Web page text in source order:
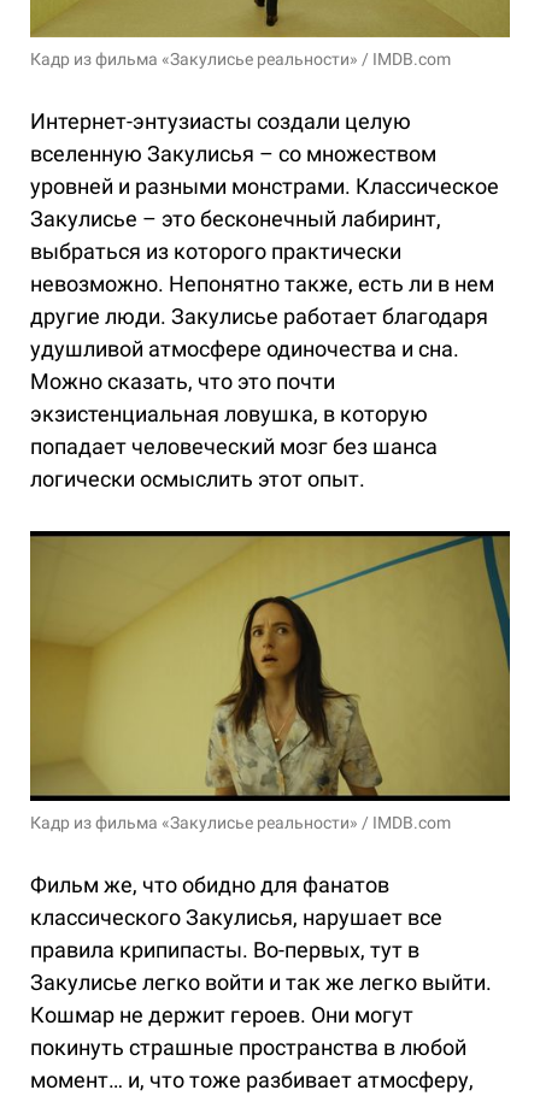
Кадр из фильма «Закулисье реальности» / IMDB.com
Интернет-энтузиасты создали целую
вселенную Закулисья – со множеством
уровней и разными монстрами. Классическое
Закулисье – это бесконечный лабиринт,
выбраться из которого практически
невозможно. Непонятно также, есть ли в нем
другие люди. Закулисье работает благодаря
удушливой атмосфере одиночества и сна.
Можно сказать, что это почти
экзистенциальная ловушка, в которую
попадает человеческий мозг без шанса
логически осмыслить этот опыт.
Кадр из фильма «Закулисье реальности» / IMDB.com
Фильм же, что обидно для фанатов
классического Закулисья, нарушает все
правила крипипасты. Во-первых, тут в
Закулисье легко войти и так же легко выйти.
Кошмар не держит героев. Они могут
покинуть страшные пространства в любой
момент… и, что тоже разбивает атмосферу,